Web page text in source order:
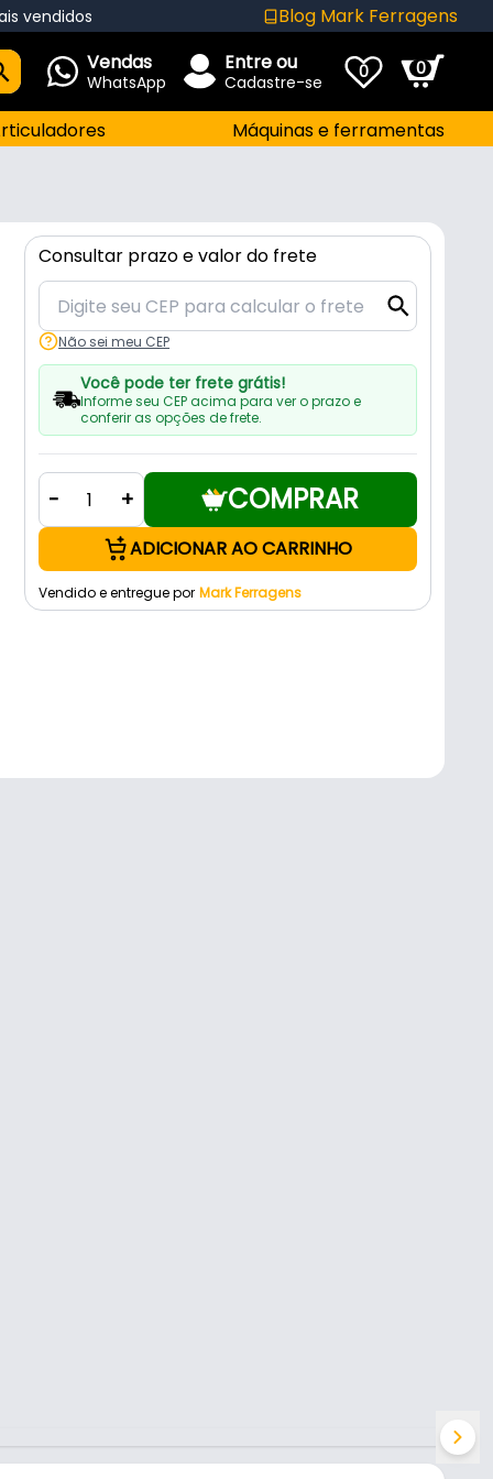
vendidos Blog Mark Ferragens
Vendas
WhatsApp
Entre ou
Cadastre-se 0 0
Máquinas e ferramentas
Consultar prazo e valor do frete
Não sei meu CEP
Você pode ter frete grátis!
Informe seu CEP acima para ver o prazo e
conferir as opções de frete.
- + COMPRAR
ADICIONAR AO CARRINHO
Vendido e entregue por Mark Ferragens